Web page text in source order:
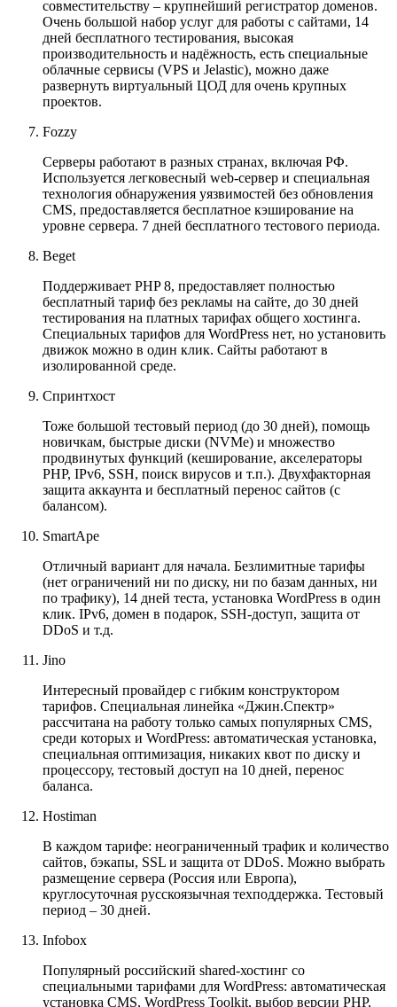
совместительству – крупнейший регистратор доменов.
Очень большой набор услуг для работы с сайтами, 14
дней бесплатного тестирования, высокая
производительность и надёжность, есть специальные
облачные сервисы (VPS и Jelastic), можно даже
развернуть виртуальный ЦОД для очень крупных
проектов.
Fozzy
Серверы работают в разных странах, включая РФ.
Используется легковесный web-сервер и специальная
технология обнаружения уязвимостей без обновления
CMS, предоставляется бесплатное кэширование на
уровне сервера. 7 дней бесплатного тестового периода.
Beget
Поддерживает PHP 8, предоставляет полностью
бесплатный тариф без рекламы на сайте, до 30 дней
тестирования на платных тарифах общего хостинга.
Специальных тарифов для WordPress нет, но установить
движок можно в один клик. Сайты работают в
изолированной среде.
Спринтхост
Тоже большой тестовый период (до 30 дней), помощь
новичкам, быстрые диски (NVMe) и множество
продвинутых функций (кеширование, акселераторы
PHP, IPv6, SSH, поиск вирусов и т.п.). Двухфакторная
защита аккаунта и бесплатный перенос сайтов (с
балансом).
SmartApe
Отличный вариант для начала. Безлимитные тарифы
(нет ограничений ни по диску, ни по базам данных, ни
по трафику), 14 дней теста, установка WordPress в один
клик. IPv6, домен в подарок, SSH-доступ, защита от
DDoS и т.д.
Jino
Интересный провайдер с гибким конструктором
тарифов. Специальная линейка «Джин.Спектр»
рассчитана на работу только самых популярных CMS,
среди которых и WordPress: автоматическая установка,
специальная оптимизация, никаких квот по диску и
процессору, тестовый доступ на 10 дней, перенос
баланса.
Hostiman
В каждом тарифе: неограниченный трафик и количество
сайтов, бэкапы, SSL и защита от DDoS. Можно выбрать
размещение сервера (Россия или Европа),
круглосуточная русскоязычная техподдержка. Тестовый
период – 30 дней.
Infobox
Популярный российский shared-хостинг со
специальными тарифами для WordPress: автоматическая
установка CMS, WordPress Toolkit, выбор версии PHP,